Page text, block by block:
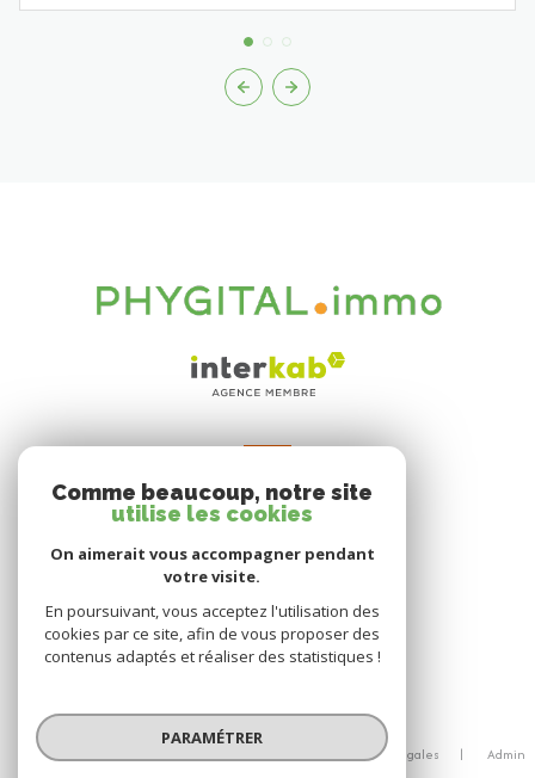
Espace propriétaire
© 2026 | Tous droits réservés
Mentions légales
Admin
Comme beaucoup, notre site
utilise les cookies
On aimerait vous accompagner pendant
votre visite.
En poursuivant, vous acceptez l'utilisation des
cookies par ce site, afin de vous proposer des
contenus adaptés et réaliser des statistiques !
PARAMÉTRER